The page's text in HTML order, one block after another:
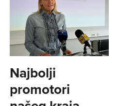
Najbolji
promotori